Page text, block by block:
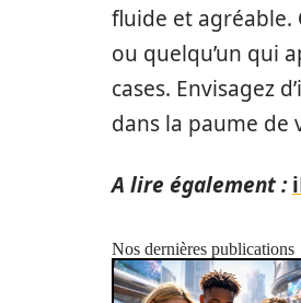
fluide et agréable.
ou quelqu’un qui
cases. Envisagez
dans la paume de
A lire également :
Nos dernières publications